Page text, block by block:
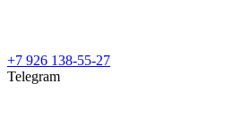
+7 926 138-55-27
Telegram